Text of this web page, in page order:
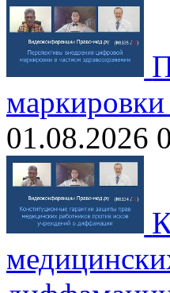
маркировки
01.08.2026